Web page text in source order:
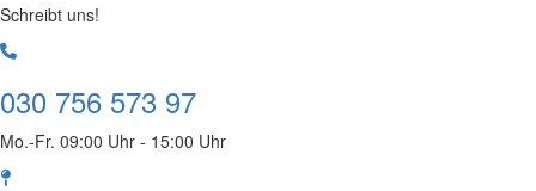
Schreibt uns!
030 756 573 97
Mo.-Fr. 09:00 Uhr - 15:00 Uhr